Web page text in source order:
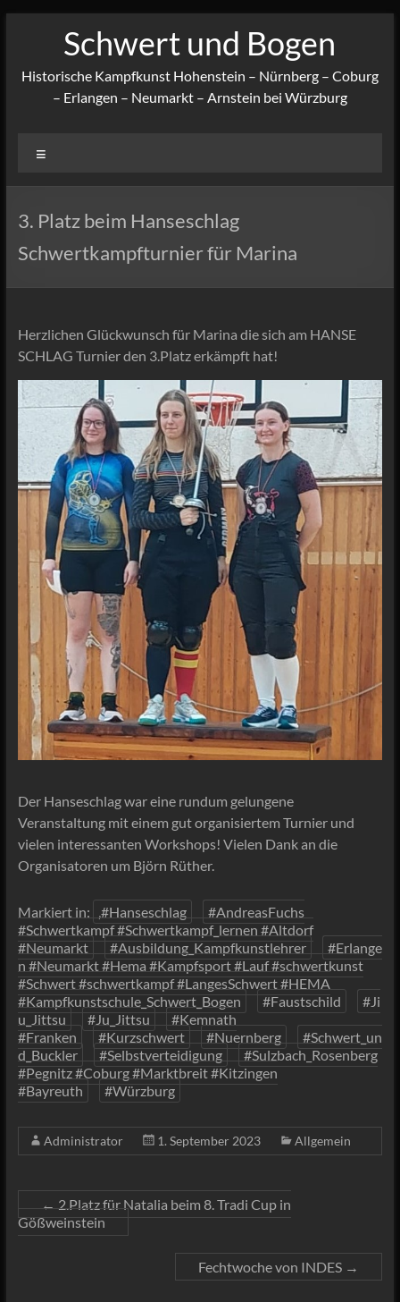
Schwert und Bogen
Historische Kampfkunst Hohenstein – Nürnberg – Coburg
– Erlangen – Neumarkt – Arnstein bei Würzburg
3. Platz beim Hanseschlag
Schwertkampfturnier für Marina
Herzlichen Glückwunsch für Marina die sich am HANSE
SCHLAG Turnier den 3.Platz erkämpft hat!
Der Hanseschlag war eine rundum gelungene
Veranstaltung mit einem gut organisiertem Turnier und
vielen interessanten Workshops! Vielen Dank an die
Organisatoren um Björn Rüther.
Markiert in: ‚#Hanseschlag
#AndreasFuchs
#Schwertkampf #Schwertkampf_lernen #Altdorf
#Neumarkt
#Ausbildung_Kampfkunstlehrer
#Erlange
n #Neumarkt #Hema #Kampfsport #Lauf #schwertkunst
#Schwert #schwertkampf #LangesSchwert #HEMA
#Kampfkunstschule_Schwert_Bogen
#Faustschild
#Ji
u_Jittsu
#Ju_Jittsu
#Kemnath
#Franken
#Kurzschwert #Nuernberg
#Schwert_un
d_Buckler
#Selbstverteidigung
#Sulzbach_Rosenberg
#Pegnitz #Coburg #Marktbreit #Kitzingen
#Bayreuth
#Würzburg
Administrator 1. September 2023 Allgemein
←2.Platz für Natalia beim 8. Tradi Cup in
Gößweinstein
Fechtwoche von INDES →